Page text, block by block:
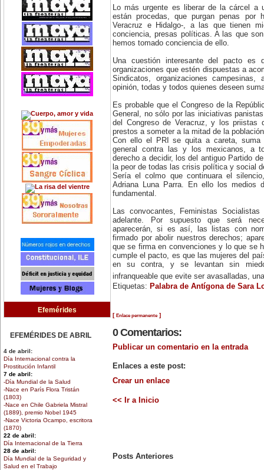
Efemérides
EFEMÉRIDES DE ABRIL
4 de abril:
Día Internacional contra la
Prostitución Infantil
7 de abril:
-Día Mundial de la Salud
-Nace en París Flora Tristán
(1803)
-Nace en Chile Gabriela Mistral
(1889), premio Nobel 1945
-Nace Victoria Ocampo, escritora
(1870)
22 de abril:
Día Internacional de la Tierra
28 de abril:
Día Mundial de la Seguridad y
Salud en el Trabajo
Lo más urgente es liberar de la cárcel a
están procedas, que purgan penas por
Veracruz e Hidalgo-, a las que tienen
conciencia, presas políticas. A las que
hemos tomado conciencia de ello.
Una cuestión interesante del pacto es
organizaciones que estén dispuestas a
Sindicatos, organizaciones campesinas,
opinión, todas y todos quienes deseen
Es probable que el Congreso de la
General, no sólo por las iniciativas
del Congreso de Veracruz, y los priistas
prestos a someter a la mitad de la
Con ello el PRI se quita a careta, suma
general contra las y los mexicanos, a
derecho a decidir, los del antiguo Partido
la peor de todas las crisis política y social
Sería el colmo que continuara el
Adriana Luna Parra. En ello los medios
fundamental.
Las convocantes, Feministas
adelante. Por supuesto que será
aparecerán, si es así, las listas con
firmado por abolir nuestros derechos;
que se firma en convenciones y lo que se
cumple el pacto, es que las mujeres del
en su contra, y se levantan sin
infranqueable que evite ser avasalladas,
Etiquetas: Palabra de Antígona de Sara
[ Enlace permanente]
0 Comentarios:
Publicar un comentario en la entrada
Enlaces a este post:
Crear un enlace
<< Ir a Inicio
Posts Anteriores